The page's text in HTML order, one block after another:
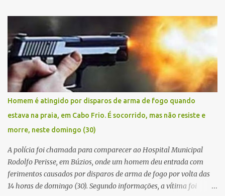
fugir da cidade Buziana. Um dos detidos é policial civil e este foi
baleado na perna na troca de tiros . Na ocorrência, três armas,
pistolas e uma réplica de fuzil, foram apreendidas. O homem
baleado foi identificado como Claudio Bastos, conhecido no meio
político.
Homem é atingido por disparos de arma de fogo quando
estava na praia, em Cabo Frio. É socorrido, mas não resiste e
morre, neste domingo (30)
A polícia foi chamada para comparecer ao Hospital Municipal
Rodolfo Perisse, em Búzios, onde um homem deu entrada com
ferimentos causados por disparos de arma de fogo por volta das
14 horas de domingo (30). Segundo informações, a vítima foi